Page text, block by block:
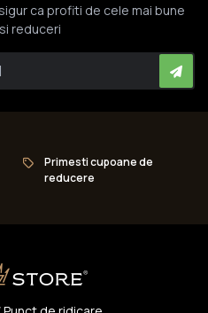
ca profiti de cele mai bune
reduceri
Primesti cupoane de
reducere